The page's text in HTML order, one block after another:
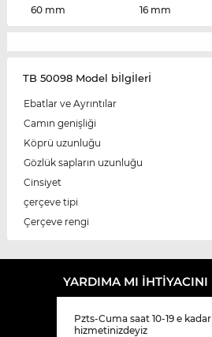
60 mm
16 mm
TB 50098 Model bİlgİlerİ
Ebatlar ve Ayrıntılar
Camın genişliği
Köprü uzunluğu
Gözlük sapların uzunluğu
Cinsiyet
çerçeve tipi
Çerçeve rengi
YARDIMA MI IHTIYACINI
Pzts-Cuma saat 10-19 e kadar
hizmetinizdeyiz